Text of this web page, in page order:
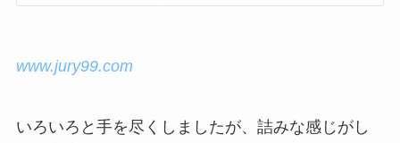
www.jury99.com
いろいろと手を尽くしましたが、詰みな感じがし